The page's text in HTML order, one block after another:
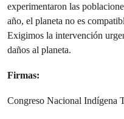
experimentaron las
año, el planeta no es
Exigimos la intervención
daños al planeta.
Firmas:
Congreso Nacional Indígena